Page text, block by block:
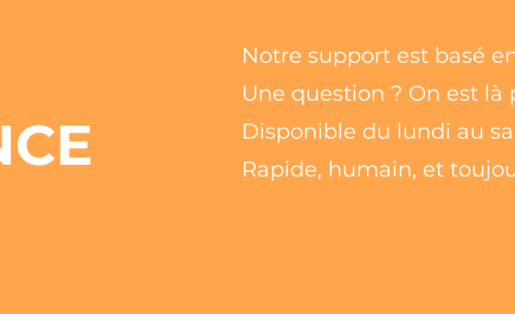
Notre support est basé
Une question ? On est
Disponible du lundi au
Rapide, humain, et